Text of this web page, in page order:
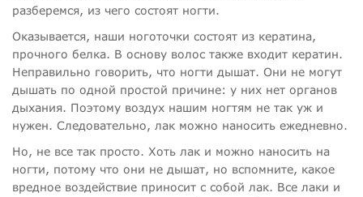
разберемся, из чего состоят ногти.
Оказывается, наши ноготочки состоят из кератина,
прочного белка. В основу волос также входит кератин.
Неправильно говорить, что ногти дышат. Они не могут
дышать по одной простой причине: у них нет органов
дыхания. Поэтому воздух нашим ногтям не так уж и
нужен. Следовательно, лак можно наносить ежедневно.
Но, не все так просто. Хоть лак и можно наносить на
ногти, потому что они не дышат, но вспомните, какое
вредное воздействие приносит с собой лак. Все лаки и